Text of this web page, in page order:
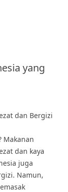
yang
dan Bergizi
Makanan
dan kaya
juga
Namun,